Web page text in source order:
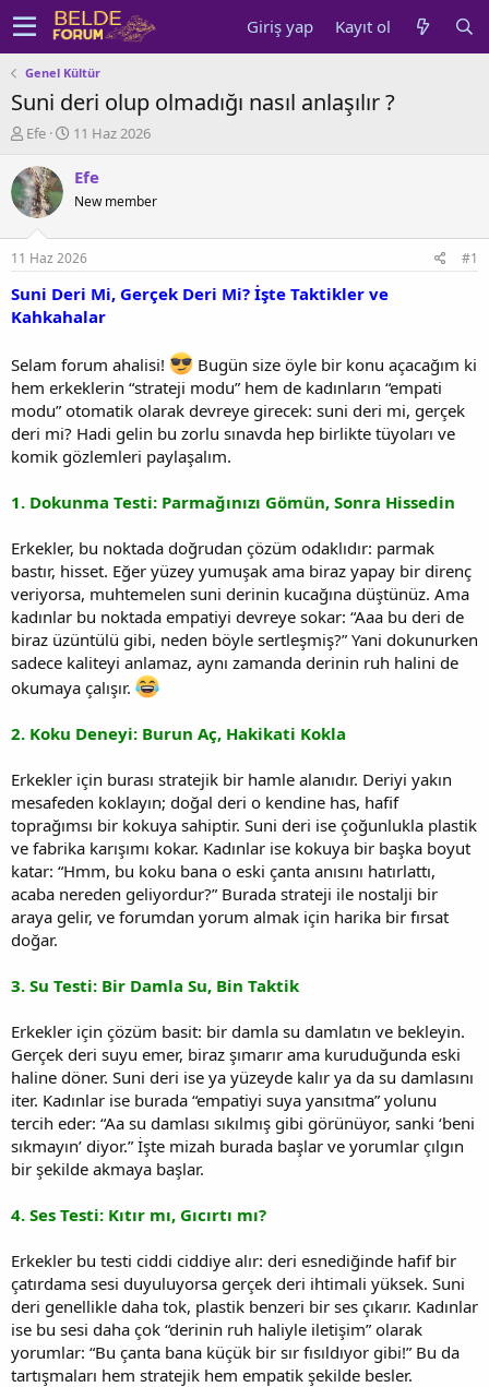
Giriş yap Kayıt ol
Genel Kültür
Suni deri olup olmadığı nasıl anlaşılır ?
K
n
u
y
b
a
ş
a
a
n
Efe
B
ş
a
g
ı
ç
a
i
h
i
11 Haz 2026
Efe
New member
11 Haz 2026 #1
Suni Deri Mi, Gerçek Deri Mi? İşte Taktikler ve
Kahkahalar
Selam forum ahalisi!
Bugün size öyle bir konu açacağım ki
hem erkeklerin “strateji modu” hem de kadınların “empati
modu” otomatik olarak devreye girecek: suni deri mi, gerçek
deri mi? Hadi gelin bu zorlu sınavda hep birlikte tüyoları ve
komik gözlemleri paylaşalım.
1. Dokunma Testi: Parmağınızı Gömün, Sonra Hissedin
Erkekler, bu noktada doğrudan çözüm odaklıdır: parmak
bastır, hisset. Eğer yüzey yumuşak ama biraz yapay bir direnç
veriyorsa, muhtemelen suni derinin kucağına düştünüz. Ama
kadınlar bu noktada empatiyi devreye sokar: “Aaa bu deri de
biraz üzüntülü gibi, neden böyle sertleşmiş?” Yani dokunurken
sadece kaliteyi anlamaz, aynı zamanda derinin ruh halini de
okumaya çalışır.
2. Koku Deneyi: Burun Aç, Hakikati Kokla
Erkekler için burası stratejik bir hamle alanıdır. Deriyi yakın
mesafeden koklayın; doğal deri o kendine has, hafif
toprağımsı bir kokuya sahiptir. Suni deri ise çoğunlukla plastik
ve fabrika karışımı kokar. Kadınlar ise kokuya bir başka boyut
katar: “Hmm, bu koku bana o eski çanta anısını hatırlattı,
acaba nereden geliyordur?” Burada strateji ile nostalji bir
araya gelir, ve forumdan yorum almak için harika bir fırsat
doğar.
3. Su Testi: Bir Damla Su, Bin Taktik
Erkekler için çözüm basit: bir damla su damlatın ve bekleyin.
Gerçek deri suyu emer, biraz şımarır ama kuruduğunda eski
haline döner. Suni deri ise ya yüzeyde kalır ya da su damlasını
iter. Kadınlar ise burada “empatiyi suya yansıtma” yolunu
tercih eder: “Aa su damlası sıkılmış gibi görünüyor, sanki ‘beni
sıkmayın’ diyor.” İşte mizah burada başlar ve yorumlar çılgın
bir şekilde akmaya başlar.
4. Ses Testi: Kıtır mı, Gıcırtı mı?
Erkekler bu testi ciddi ciddiye alır: deri esnediğinde hafif bir
çatırdama sesi duyuluyorsa gerçek deri ihtimali yüksek. Suni
deri genellikle daha tok, plastik benzeri bir ses çıkarır. Kadınlar
ise bu sesi daha çok “derinin ruh haliyle iletişim” olarak
yorumlar: “Bu çanta bana küçük bir sır fısıldıyor gibi!” Bu da
tartışmaları hem stratejik hem empatik şekilde besler.